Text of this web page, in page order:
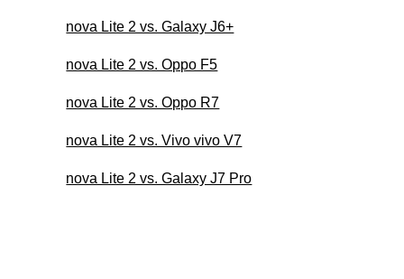
nova Lite 2 vs. Galaxy J6+
nova Lite 2 vs. Oppo F5
nova Lite 2 vs. Oppo R7
nova Lite 2 vs. Vivo vivo V7
nova Lite 2 vs. Galaxy J7 Pro